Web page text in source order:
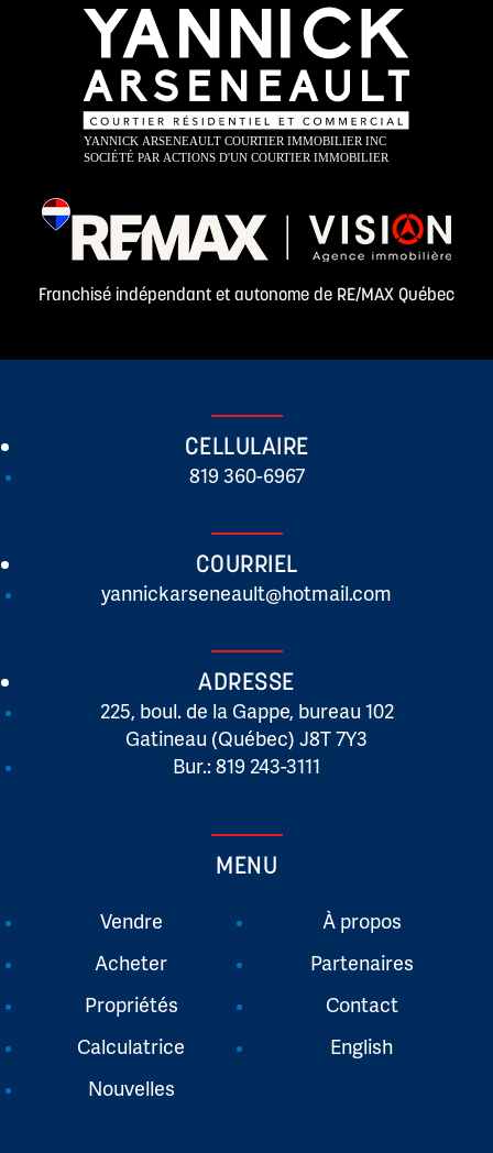
Franchisé indépendant et autonome de RE/MAX Québec
CELLULAIRE
819 360-6967
COURRIEL
yannickarseneault@hotmail.com
ADRESSE
225, boul. de la Gappe, bureau 102
Gatineau (Québec) J8T 7Y3
Bur.: 819 243-3111
MENU
Vendre
Acheter
Propriétés
Calculatrice
Nouvelles
À propos
Partenaires
Contact
English